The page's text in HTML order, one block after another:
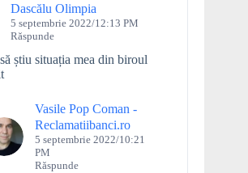
Dascălu Olimpia
5 septembrie 2022/12:13 PM
Răspunde
știu situația mea din biroul
Vasile Pop Coman -
Reclamatiibanci.ro
5 septembrie 2022/10:21
PM
Răspunde